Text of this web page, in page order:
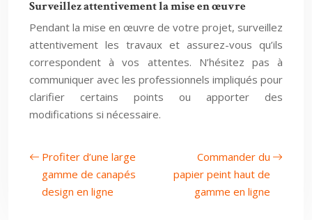
Surveillez attentivement la mise en œuvre
Pendant la mise en œuvre de votre projet, surveillez
attentivement les travaux et assurez-vous qu’ils
correspondent à vos attentes. N’hésitez pas à
communiquer avec les professionnels impliqués pour
clarifier certains points ou apporter des
modifications si nécessaire.
Profiter d’une large
gamme de canapés
design en ligne
Commander du
papier peint haut de
gamme en ligne